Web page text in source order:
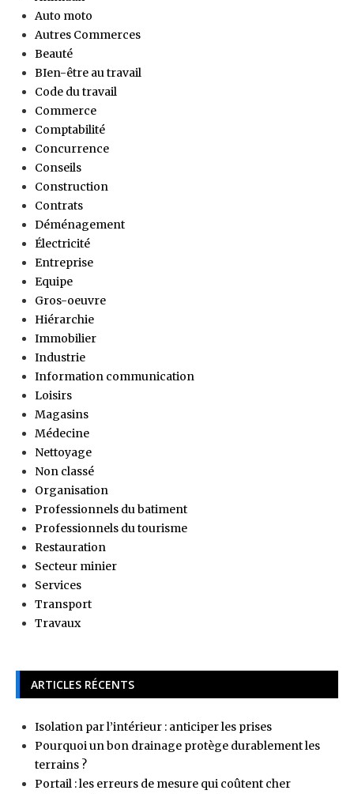
Auto moto
Autres Commerces
Beauté
BIen-être au travail
Code du travail
Commerce
Comptabilité
Concurrence
Conseils
Construction
Contrats
Déménagement
Électricité
Entreprise
Equipe
Gros-oeuvre
Hiérarchie
Immobilier
Industrie
Information communication
Loisirs
Magasins
Médecine
Nettoyage
Non classé
Organisation
Professionnels du batiment
Professionnels du tourisme
Restauration
Secteur minier
Services
Transport
Travaux
ARTICLES RÉCENTS
Isolation par l’intérieur : anticiper les prises
Pourquoi un bon drainage protège durablement les
terrains ?
Portail : les erreurs de mesure qui coûtent cher